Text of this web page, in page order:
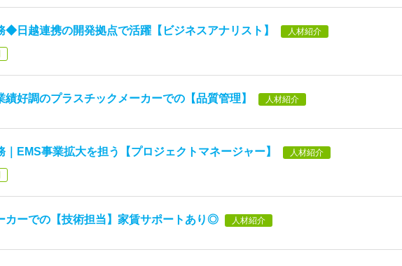
日越連携の開発拠点で活躍【ビジネスアナリスト】 人材紹介
績好調のプラスチックメーカーでの【品質管理】 人材紹介
｜EMS事業拡大を担う【プロジェクトマネージャー】 人材紹介
カーでの【技術担当】家賃サポートあり◎ 人材紹介